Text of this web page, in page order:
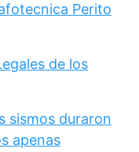
Perito
de los
sismos duraron
apenas